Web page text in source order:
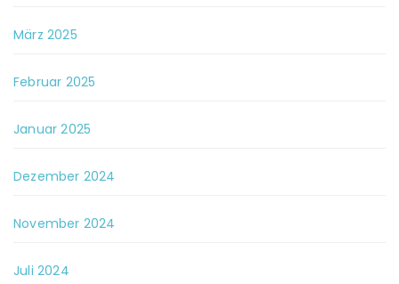
März 2025
Februar 2025
Januar 2025
Dezember 2024
November 2024
Juli 2024